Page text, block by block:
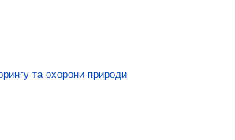
та охорони природи